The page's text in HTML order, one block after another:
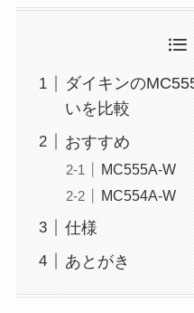
ダイキンの
いを比較
おすすめ
MC555A-W
MC554A-W
仕様
あとがき